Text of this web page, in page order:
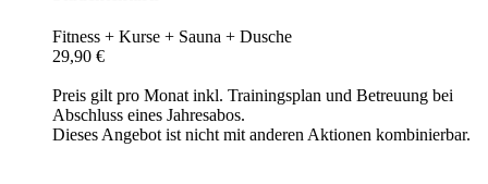
Fitness + Kurse + Sauna + Dusche
29,90 €
Preis gilt pro Monat inkl. Trainingsplan und Betreuung bei
Abschluss eines Jahresabos.
Dieses Angebot ist nicht mit anderen Aktionen kombinierbar.